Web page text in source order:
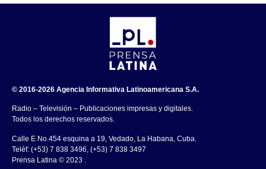
© 2016-2026 Agencia Informativa Latinoamericana S.A.
Radio – Televisión – Publicaciones impresas y digitales.
Todos los derechos reservados.
Calle E No.454 esquina a 19, Vedado, La Habana, Cuba.
Teléf: (+53) 7 838 3496, (+53) 7 838 3497
Prensa Latina © 2023 .